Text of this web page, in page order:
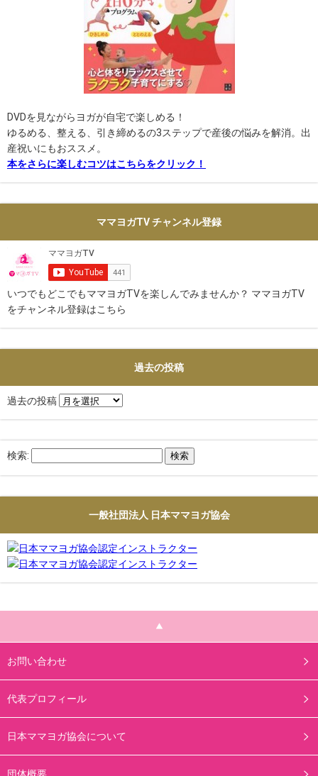
DVDを見ながらヨガが自宅で楽しめる！
ゆるめる、整える、引き締めるの3ステップで産後の悩みを解消。出
産祝いにもおススメ。
本をさらに楽しむコツはこちらをクリック！
ママヨガTV チャンネル登録
いつでもどこでもママヨガTVを楽しんでみませんか？ ママヨガTV
をチャンネル登録はこちら
過去の投稿
過去の投稿
検索:
一般社団法人 日本ママヨガ協会
お問い合わせ
代表プロフィール
日本ママヨガ協会について